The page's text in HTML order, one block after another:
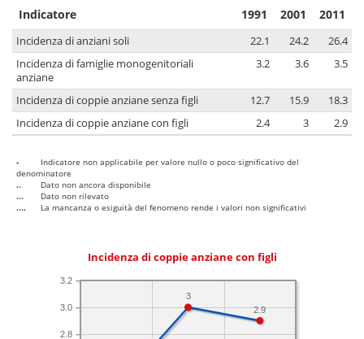
Indicatore 1991 2001 2011
Incidenza di anziani soli 22.1 24.2
26.4
Incidenza di famiglie monogenitoriali
anziane
3.2 3.6 3.5
Incidenza di coppie anziane senza figli 12.7 15.9
18.3
Incidenza di coppie anziane con figli
2.4 3 2.9
-
Indicatore non applicabile per valore nullo o poco significativo del
denominatore
..
Dato non ancora disponibile
...
Dato non rilevato
....
La mancanza o esiguità del fenomeno rende i valori non significativi
Incidenza di coppie anziane con figli
2.8
3.0
3.2
2.9
3